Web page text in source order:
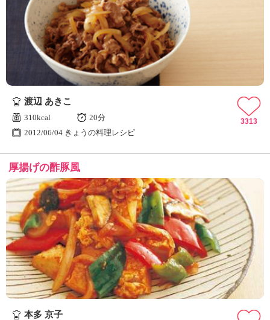
渡辺 あきこ
310kcal
20分
2012/06/04 きょうの料理レシピ
3313
厚揚げの酢豚風
本多 京子